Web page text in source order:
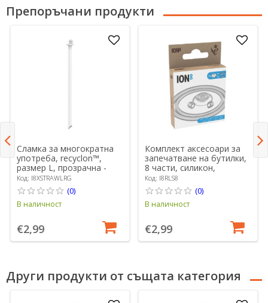
Препоръчани продукти
Сламка за многократна
употреба, recyclon™,
размер L, прозрачна -
Ion8
Код: I8XSTRAWLRG
(0)
В наличност
€2,99
Комплект аксесоари за
запечатване на бутилки,
8 части, силикон,
прозрачен - Ion8
Код: I8RLS8
(0)
В наличност
€2,99
Други продукти от същата категория